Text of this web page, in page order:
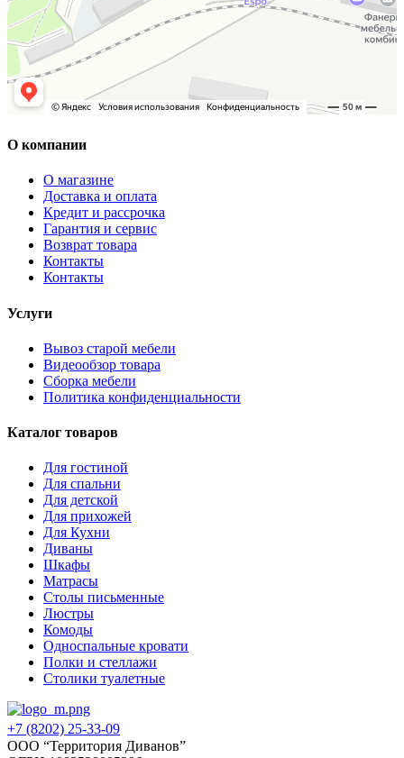
О компании
О магазине
Доставка и оплата
Кредит и рассрочка
Гарантия и сервис
Возврат товара
Контакты
Контакты
Услуги
Вывоз старой мебели
Видеообзор товара
Сборка мебели
Политика конфиденциальности
Каталог товаров
Для гостиной
Для спальни
Для детской
Для прихожей
Для Кухни
Диваны
Шкафы
Матрасы
Столы письменные
Люстры
Комоды
Односпальные кровати
Полки и стеллажи
Столики туалетные
+7 (8202) 25-33-09
‌ООО “Территория Диванов”